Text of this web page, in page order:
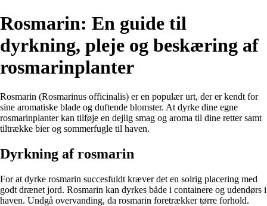
Rosmarin: En guide til
dyrkning, pleje og beskæring af
rosmarinplanter
Rosmarin (Rosmarinus officinalis) er en populær urt, der er kendt for
sine aromatiske blade og duftende blomster. At dyrke dine egne
rosmarinplanter kan tilføje en dejlig smag og aroma til dine retter samt
tiltrække bier og sommerfugle til haven.
Dyrkning af rosmarin
For at dyrke rosmarin succesfuldt kræver det en solrig placering med
godt drænet jord. Rosmarin kan dyrkes både i containere og udendørs i
haven. Undgå overvanding, da rosmarin foretrækker tørre forhold.